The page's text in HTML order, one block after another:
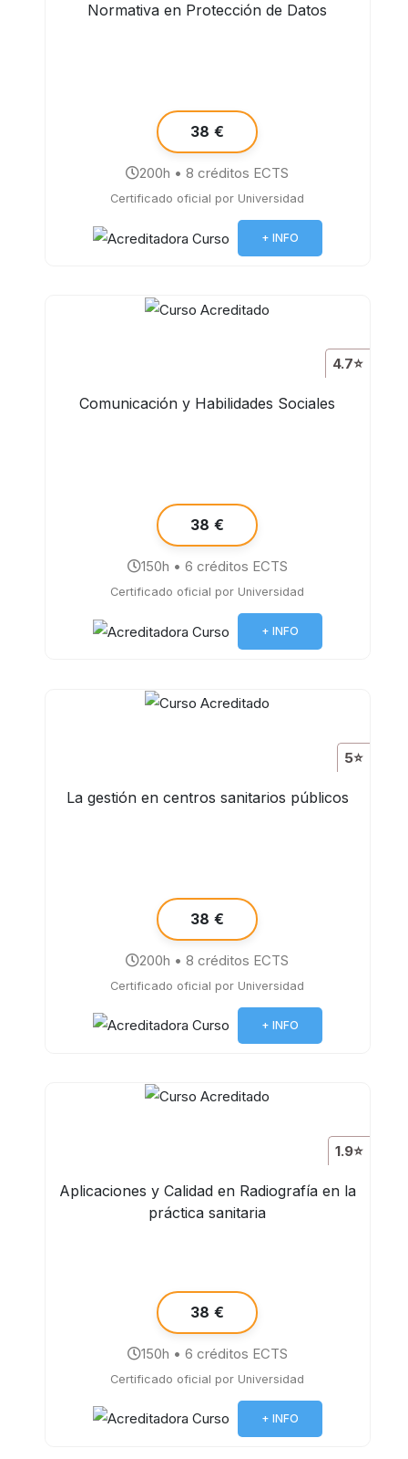
Normativa en Protección de Datos
38 €
200h • 8 créditos ECTS
Certificado oficial por Universidad
+ INFO
4.7⭐
Comunicación y Habilidades Sociales
38 €
150h • 6 créditos ECTS
Certificado oficial por Universidad
+ INFO
5⭐
La gestión en centros sanitarios públicos
38 €
200h • 8 créditos ECTS
Certificado oficial por Universidad
+ INFO
1.9⭐
Aplicaciones y Calidad en Radiografía en la
práctica sanitaria
38 €
150h • 6 créditos ECTS
Certificado oficial por Universidad
+ INFO